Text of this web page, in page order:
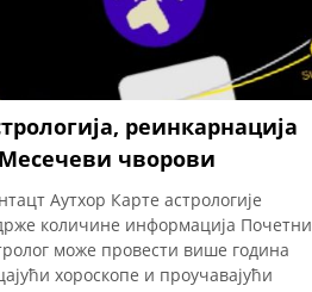
реинкарнација
чворови
Аутхор Карте астрологије
количине информација Почетни
може провести више година
хороскопе и проучавајући